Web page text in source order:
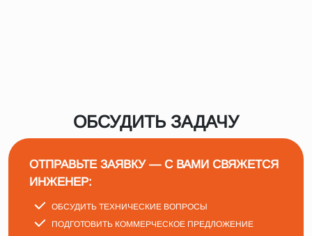
ОБСУДИТЬ ЗАДАЧУ
ОТПРАВЬТЕ ЗАЯВКУ — С ВАМИ СВЯЖЕТСЯ
ИНЖЕНЕР:
ОБСУДИТЬ ТЕХНИЧЕСКИЕ ВОПРОСЫ
ПОДГОТОВИТЬ КОММЕРЧЕСКОЕ ПРЕДЛОЖЕНИЕ